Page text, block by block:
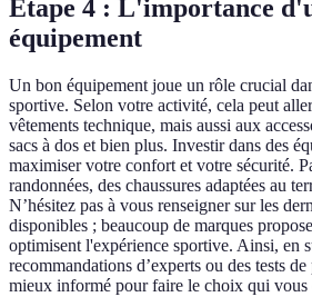
Étape 4 : L'importance
équipement
Un bon équipement joue un rôle crucial
sportive. Selon votre activité, cela peut
vêtements technique, mais aussi aux
sacs à dos et bien plus. Investir dans des
maximiser votre confort et votre sécurité.
randonnées, des chaussures adaptées au
N’hésitez pas à vous renseigner sur les
disponibles ; beaucoup de marques
optimisent l'expérience sportive. Ainsi, en
recommandations d’experts ou des tests
mieux informé pour faire le choix qui vous